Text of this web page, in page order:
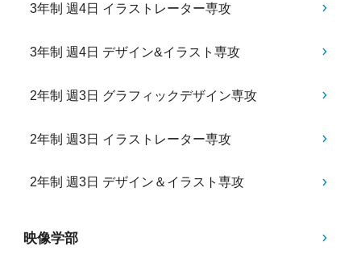
3年制 週4日 イラストレーター専攻
3年制 週4日 デザイン&イラスト専攻
2年制 週3日 グラフィックデザイン専攻
2年制 週3日 イラストレーター専攻
2年制 週3日 デザイン＆イラスト専攻
映像学部